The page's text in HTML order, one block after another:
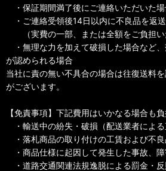
・保証期間満了後にご連絡いただいた場
・ご連絡受領後14日以内に不良品を返
（実費の一部、または全額をご負担い
・無理な力を加えて破損した場合など
が認められる場合
当社に責の無い不具合の場合は往復送料
がございます。
【免責事項】下記費用はいかなる場合も負
・輸送中の紛失・破損（配送業者による
・落札商品の取り付けの工賃および不
・商品仕様に起因して発生した事故、
・道路交通関連法規逸脱による罰金・反